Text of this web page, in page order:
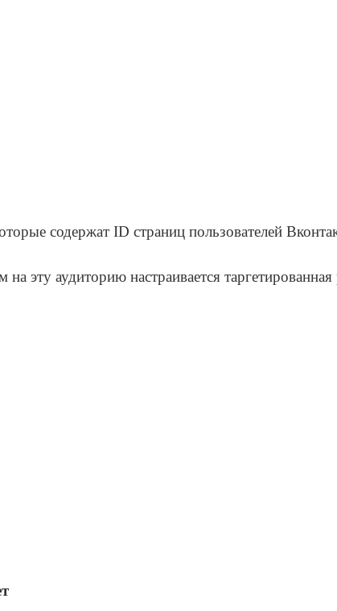
содержат ID страниц пользователей
эту аудиторию настраивается